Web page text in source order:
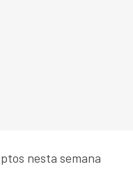
nesta semana